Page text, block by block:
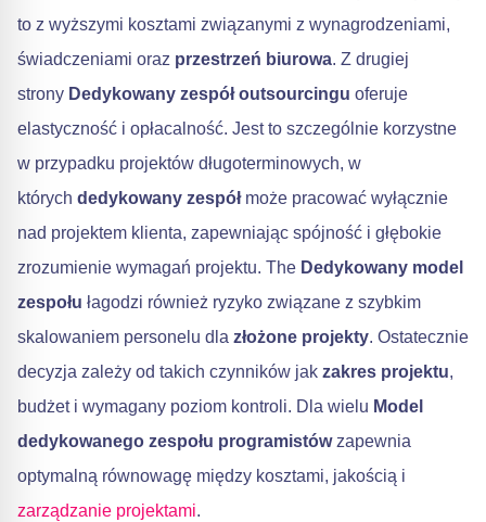
to z wyższymi kosztami związanymi z wynagrodzeniami,
świadczeniami oraz przestrzeń biurowa. Z drugiej
strony Dedykowany zespół outsourcingu oferuje
elastyczność i opłacalność. Jest to szczególnie korzystne
w przypadku projektów długoterminowych, w
których dedykowany zespółmoże pracować wyłącznie
nad projektem klienta, zapewniając spójność i głębokie
zrozumienie wymagań projektu. The Dedykowany model
zespołu łagodzi również ryzyko związane z szybkim
skalowaniem personelu dla złożone projekty. Ostatecznie
decyzja zależy od takich czynników jak zakres projektu,
budżet i wymagany poziom kontroli. Dla wielu Model
dedykowanego zespołu programistówzapewnia
optymalną równowagę między kosztami, jakością i
zarządzanie projektami.